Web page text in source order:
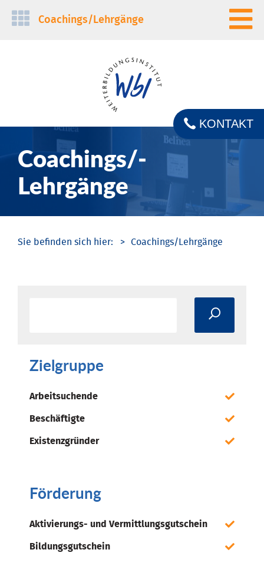
Navigation
Coachings/­Lehrgänge
Coachings/­
Lehrgänge
KONTAKT
Coachings/­Lehrgänge
Zielgruppe
Arbeitsuchende
Beschäftigte
Existenzgründer
Förderung
Aktivierungs- und Vermittlungsgutschein
Bildungsgutschein